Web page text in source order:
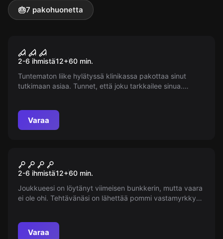
🎂7 pakohuonetta
Suosittu
Lääketieteellinen koe
2-6 ihmistä12+60 min.
Tuntematon liike hylätyssä klinikassa pakottaa sinut
tutkimaan asiaa. Tunnet, että joku tarkkailee sinua.
Varaa
Suosittu
Kuuba 2.0 - Maailmanloppu
2-6 ihmistä12+60 min.
Joukkueesi on löytänyt viimeisen bunkkerin, mutta vaara
ei ole ohi. Tehtävänäsi on lähettää pommi vastamyrkkyn
Varaa